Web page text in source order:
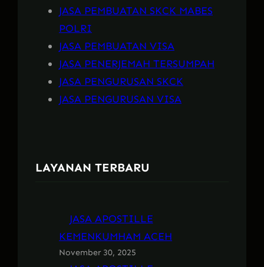
JASA PEMBUATAN SKCK MABES
POLRI
JASA PEMBUATAN VISA
JASA PENERJEMAH TERSUMPAH
JASA PENGURUSAN SKCK
JASA PENGURUSAN VISA
LAYANAN TERBARU
JASA APOSTILLE
KEMENKUMHAM ACEH
November 30, 2025